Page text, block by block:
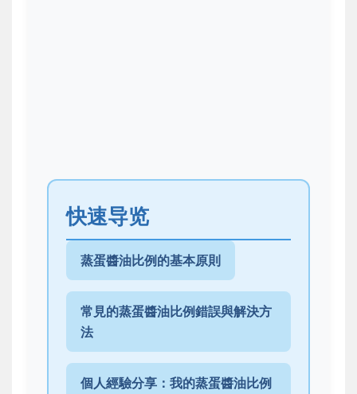
快速导览
蒸蛋醬油比例的基本原則
常見的蒸蛋醬油比例錯誤與解決方
法
個人經驗分享：我的蒸蛋醬油比例